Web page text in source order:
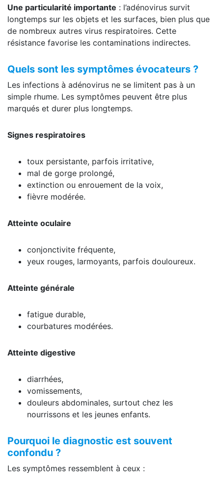
Une particularité importante : l’adénovirus survit
longtemps sur les objets et les surfaces, bien plus que
de nombreux autres virus respiratoires. Cette
résistance favorise les contaminations indirectes.
Quels sont les symptômes évocateurs ?
Les infections à adénovirus ne se limitent pas à un
simple rhume. Les symptômes peuvent être plus
marqués et durer plus longtemps.
Signes respiratoires
toux persistante, parfois irritative,
mal de gorge prolongé,
extinction ou enrouement de la voix,
fièvre modérée.
Atteinte oculaire
conjonctivite fréquente,
yeux rouges, larmoyants, parfois douloureux.
Atteinte générale
fatigue durable,
courbatures modérées.
Atteinte digestive
diarrhées,
vomissements,
douleurs abdominales, surtout chez les
nourrissons et les jeunes enfants.
Pourquoi le diagnostic est souvent
confondu ?
Les symptômes ressemblent à ceux :